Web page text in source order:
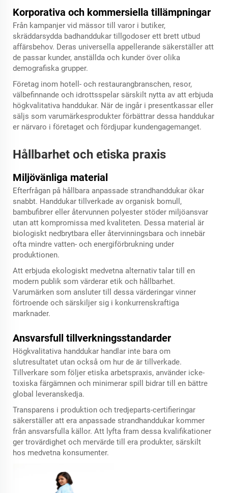
Korporativa och kommersiella tillämpningar
Från kampanjer vid mässor till varor i butiker,
skräddarsydda badhanddukar tillgodoser ett brett utbud
affärsbehov. Deras universella appellerande säkerställer att
de passar kunder, anställda och kunder över olika
demografiska grupper.
Företag inom hotell- och restaurangbranschen, resor,
välbefinnande och idrottsspelar särskilt nytta av att erbjuda
högkvalitativa handdukar. När de ingår i presentkassar eller
säljs som varumärkesprodukter förbättrar dessa handdukar
er närvaro i företaget och fördjupar kundengagemanget.
Hållbarhet och etiska praxis
Miljövänliga material
Efterfrågan på hållbara anpassade strandhanddukar ökar
snabbt. Handdukar tillverkade av organisk bomull,
bambufibrer eller återvunnen polyester stöder miljöansvar
utan att kompromissa med kvaliteten. Dessa material är
biologiskt nedbrytbara eller återvinningsbara och innebär
ofta mindre vatten- och energiförbrukning under
produktionen.
Att erbjuda ekologiskt medvetna alternativ talar till en
modern publik som värderar etik och hållbarhet.
Varumärken som ansluter till dessa värderingar vinner
förtroende och särskiljer sig i konkurrenskraftiga
marknader.
Ansvarsfull tillverkningsstandarder
Högkvalitativa handdukar handlar inte bara om
slutresultatet utan också om hur de är tillverkade.
Tillverkare som följer etiska arbetspraxis, använder icke-
toxiska färgämnen och minimerar spill bidrar till en bättre
global leveranskedja.
Transparens i produktion och tredjeparts-certifieringar
säkerställer att era anpassade strandhanddukar kommer
från ansvarsfulla källor. Att lyfta fram dessa kvalifikationer
ger trovärdighet och mervärde till era produkter, särskilt
hos medvetna konsumenter.